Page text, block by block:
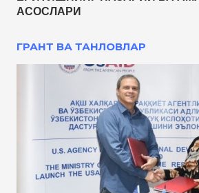
АСОСЛАРИ
ГРАНТ ВА ТАНЛОВЛАР